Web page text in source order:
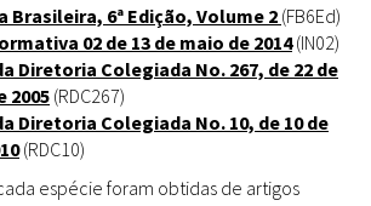
Brasileira, 6ª Edição, Volume 2 (FB6Ed)
02 de 13 de maio de 2014(IN02)
Diretoria Colegiada No. 267, de 22 de
2005(RDC267)
Diretoria Colegiada No. 10, de 10 de
(RDC10)
espécie foram obtidas de artigos